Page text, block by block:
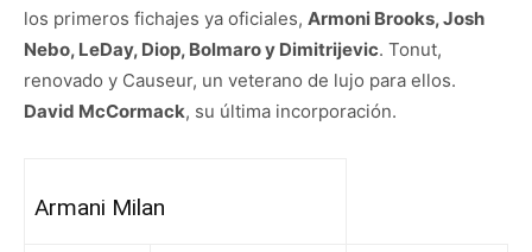
los primeros fichajes ya oficiales, Armoni Brooks, Josh
Nebo, LeDay, Diop, Bolmaro y Dimitrijevic. Tonut,
renovado y Causeur, un veterano de lujo para ellos.
David McCormack, su última incorporación.
Armani Milan